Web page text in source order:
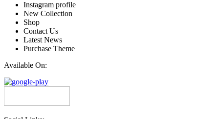
Instagram profile
New Collection
Shop
Contact Us
Latest News
Purchase Theme
Available On: